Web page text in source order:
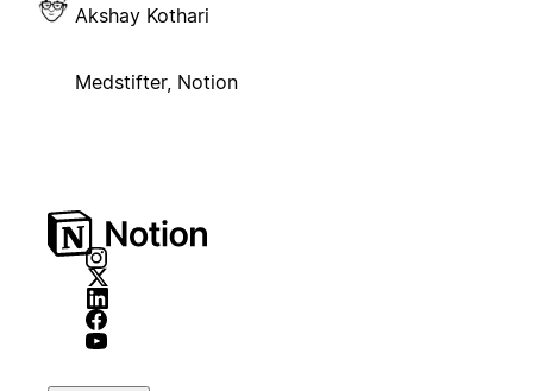
Akshay Kothari
Medstifter, Notion